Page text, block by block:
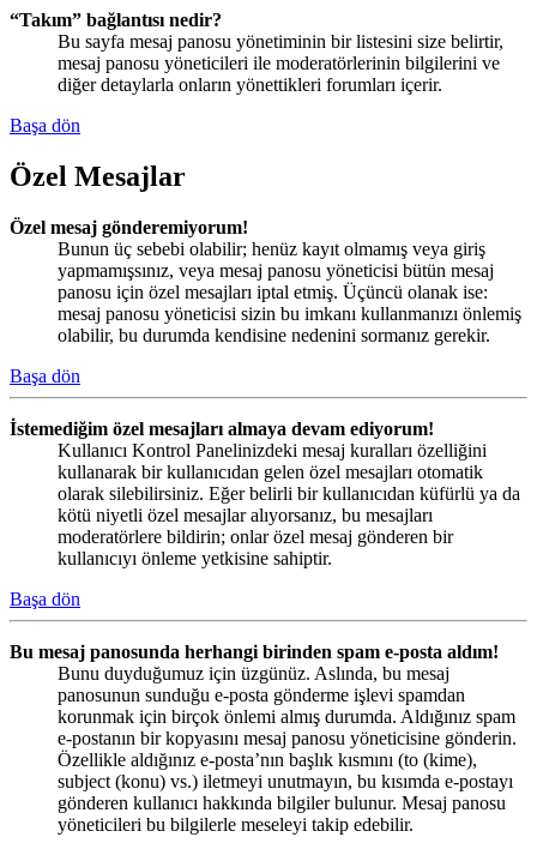
“Takım” bağlantısı nedir?
Bu sayfa mesaj panosu yönetiminin bir listesini size belirtir,
mesaj panosu yöneticileri ile moderatörlerinin bilgilerini ve
diğer detaylarla onların yönettikleri forumları içerir.
Başa dön
Özel Mesajlar
Özel mesaj gönderemiyorum!
Bunun üç sebebi olabilir; henüz kayıt olmamış veya giriş
yapmamışsınız, veya mesaj panosu yöneticisi bütün mesaj
panosu için özel mesajları iptal etmiş. Üçüncü olanak ise:
mesaj panosu yöneticisi sizin bu imkanı kullanmanızı önlemiş
olabilir, bu durumda kendisine nedenini sormanız gerekir.
Başa dön
İstemediğim özel mesajları almaya devam ediyorum!
Kullanıcı Kontrol Panelinizdeki mesaj kuralları özelliğini
kullanarak bir kullanıcıdan gelen özel mesajları otomatik
olarak silebilirsiniz. Eğer belirli bir kullanıcıdan küfürlü ya da
kötü niyetli özel mesajlar alıyorsanız, bu mesajları
moderatörlere bildirin; onlar özel mesaj gönderen bir
kullanıcıyı önleme yetkisine sahiptir.
Başa dön
Bu mesaj panosunda herhangi birinden spam e-posta aldım!
Bunu duyduğumuz için üzgünüz. Aslında, bu mesaj
panosunun sunduğu e-posta gönderme işlevi spamdan
korunmak için birçok önlemi almış durumda. Aldığınız spam
e-postanın bir kopyasını mesaj panosu yöneticisine gönderin.
Özellikle aldığınız e-posta’nın başlık kısmını (to (kime),
subject (konu) vs.) iletmeyi unutmayın, bu kısımda e-postayı
gönderen kullanıcı hakkında bilgiler bulunur. Mesaj panosu
yöneticileri bu bilgilerle meseleyi takip edebilir.